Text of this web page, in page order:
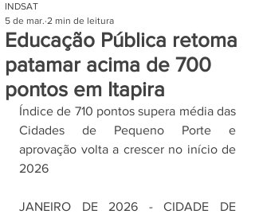
Educação Pública retoma
patamar acima de 700
pontos em Itapira
INDSAT
5 de mar. 2 min de leitura
Índice de 710 pontos supera média das
Cidades de Pequeno Porte e
aprovação volta a crescer no início de
2026
JANEIRO DE 2026 - CIDADE DE